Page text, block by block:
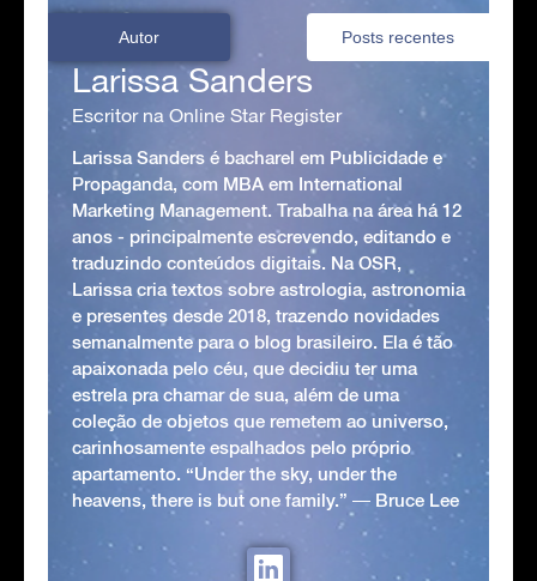
Autor Posts recentes
Larissa Sanders
Escritor na Online Star Register
Larissa Sanders é bacharel em Publicidade e
Propaganda, com MBA em International
Marketing Management. Trabalha na área há 12
anos - principalmente escrevendo, editando e
traduzindo conteúdos digitais. Na OSR,
Larissa cria textos sobre astrologia, astronomia
e presentes desde 2018, trazendo novidades
semanalmente para o blog brasileiro. Ela é tão
apaixonada pelo céu, que decidiu ter uma
estrela pra chamar de sua, além de uma
coleção de objetos que remetem ao universo,
carinhosamente espalhados pelo próprio
apartamento. “Under the sky, under the
heavens, there is but one family.” ― Bruce Lee